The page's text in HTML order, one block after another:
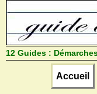
12 Guides :
Accueil